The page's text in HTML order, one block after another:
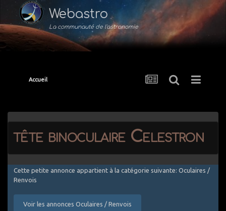
Webastro
La communauté de l'astronomie
Accueil
tête binoculaire Celestron
Cette petite annonce appartient à la catégorie suivante: Oculaires /
Renvois
Voir les annonces Oculaires / Renvois